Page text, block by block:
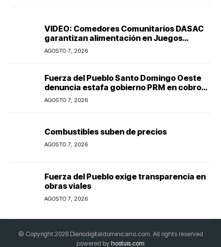
VIDEO: Comedores Comunitarios DASAC
garantizan alimentación en Juegos
Centroamericanos y del Caribe 2026
AGOSTO 7, 2026
Fuerza del Pueblo Santo Domingo Oeste
denuncia estafa gobierno PRM en cobro
peajes
AGOSTO 7, 2026
Combustibles suben de precios
AGOSTO 7, 2026
Fuerza del Pueblo exige transparencia en
obras viales
AGOSTO 7, 2026
© Copyright 2026 Diariodigitaldominicano.com. All rights reserved
powered byhostuis.com